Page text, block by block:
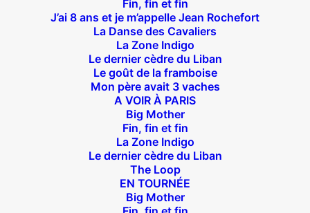
Fin, fin et fin
J’ai 8 ans et je m’appelle Jean Rochefort
La Danse des Cavaliers
La Zone Indigo
Le dernier cèdre du Liban
Le goût de la framboise
Mon père avait 3 vaches
A VOIR À PARIS
Big Mother
Fin, fin et fin
La Zone Indigo
Le dernier cèdre du Liban
The Loop
EN TOURNÉE
Big Mother
Suivez nous !